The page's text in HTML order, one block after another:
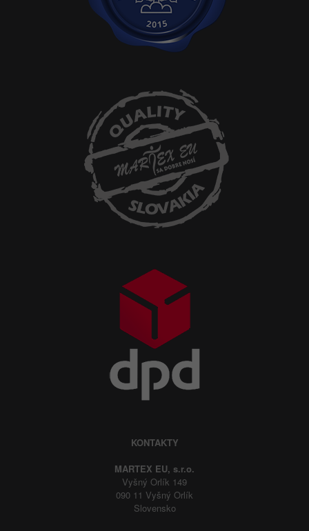
KONTAKTY
MARTEX EU, s.r.o.
Vyšný Orlík 149
090 11 Vyšný Orlík
Slovensko